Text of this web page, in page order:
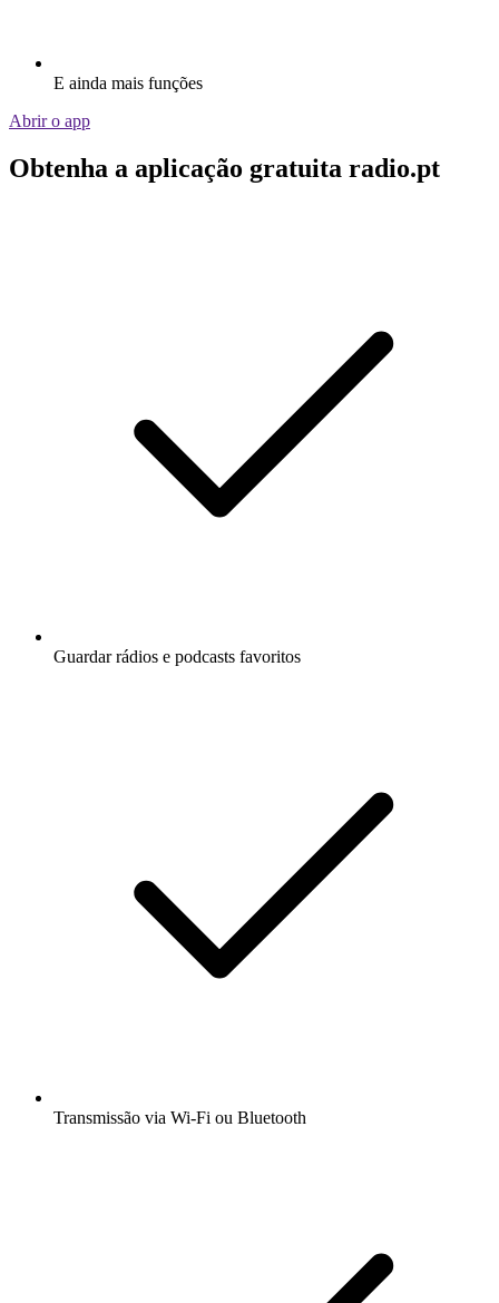
E ainda mais funções
Abrir o app
Obtenha a aplicação gratuita radio.pt
Guardar rádios e podcasts favoritos
Transmissão via Wi-Fi ou Bluetooth